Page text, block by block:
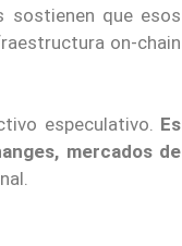
que esos
on-chain
especulativo. Es
mercados de